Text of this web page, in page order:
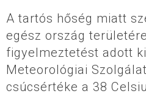
A tartós hőség miatt
egész ország
figyelmeztetést adott
Meteorológiai
csúcsértéke a 38